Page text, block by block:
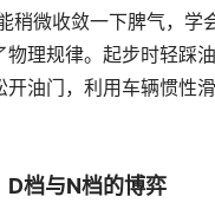
稍微收敛一下脾气，学
理规律。起步时轻踩
油门，利用车辆惯性
D档与N档的博弈